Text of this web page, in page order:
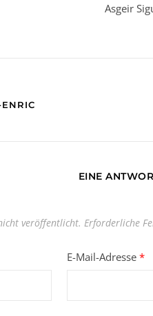
Asgeir
EINE
veröffentlicht. Erforderliche
E-Mail-Adresse *